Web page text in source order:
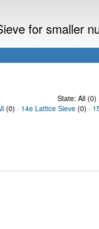
for smaller
State: All (0)
(0) · 14e Lattice Sieve (0) ·